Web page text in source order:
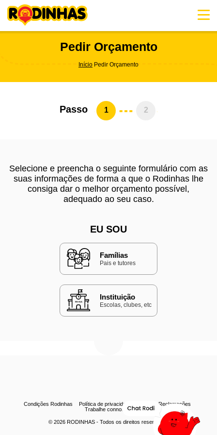
content
Pedir Orçamento
Início Pedir Orçamento
Passo 1 2
Selecione e preencha o seguinte formulário com as
suas informações de forma a que o Rodinhas lhe
consiga dar o melhor orçamento possível,
adequado ao seu caso.
EU SOU
Famílias
Pais e tutores
Instituição
Escolas, clubes, etc
© 2026 RODINHAS - Todos os direitos reservados
Condições Rodinhas Política de privacidade
Livro de Reclamações
Trabalhe connosco